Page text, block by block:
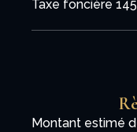
Taxe foncière
Montant estimé